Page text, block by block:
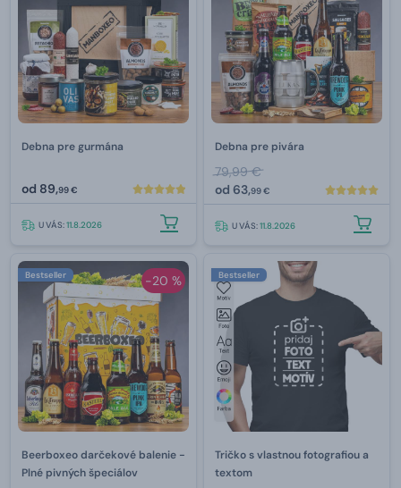
Debna pre gurmána
od 89,99 €
U VÁS:11.8.2026
Debna pre pivára
79,99 €
od 63,99 €
U VÁS:11.8.2026
-20 %
Bestseller
Beerboxeo darčekové balenie -
Plné pivných špeciálov
Bestseller
Tričko s vlastnou fotografiou a
textom